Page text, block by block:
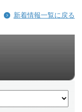
新着情報一覧に戻る